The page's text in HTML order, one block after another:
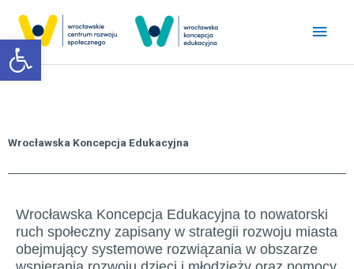
Otwórz pasek narzędzi
treści
Wrocławska Koncepcja Edukacyjna
Wrocławska Koncepcja Edukacyjna to nowatorski
ruch społeczny zapisany w strategii rozwoju miasta
obejmujący systemowe rozwiązania w obszarze